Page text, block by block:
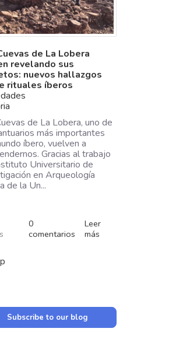
de La Lobera
revelando sus
nuevos hallazgos
rituales íberos
de La Lobera, uno de
más importantes
íbero, vuelven a
Gracias al trabajo
Universitario de
en Arqueología
de la Un...
0
comentarios
Leer
más
Subscribe to our blog